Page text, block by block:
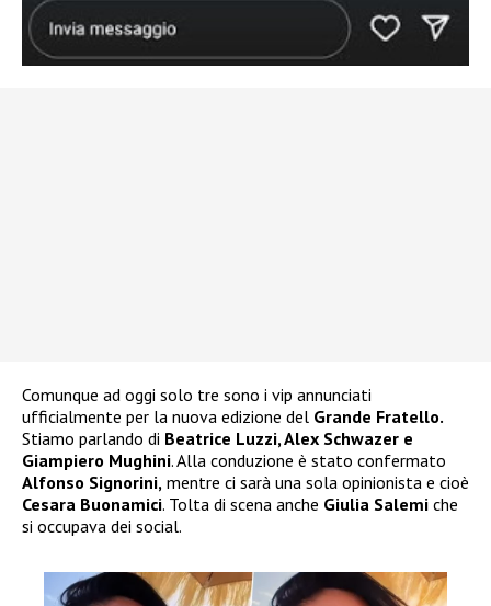
Comunque ad oggi solo tre sono i vip annunciati
ufficialmente per la nuova edizione del Grande Fratello.
Stiamo parlando di Beatrice Luzzi, Alex Schwazer e
Giampiero Mughini. Alla conduzione è stato confermato
Alfonso Signorini, mentre ci sarà una sola opinionista e cioè
Cesara Buonamici. Tolta di scena anche Giulia Salemi che
si occupava dei social.